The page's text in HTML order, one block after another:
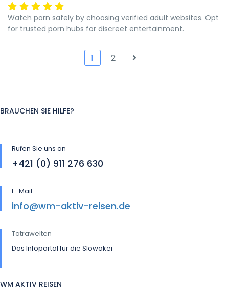
Watch porn safely by choosing verified adult websites. Opt
for trusted porn hubs for discreet entertainment.
1 2
BRAUCHEN SIE HILFE?
Rufen Sie uns an
+421 (0) 911 276 630
E-Mail
info@wm-aktiv-reisen.de
Tatrawelten
Das Infoportal für die Slowakei
WM AKTIV REISEN